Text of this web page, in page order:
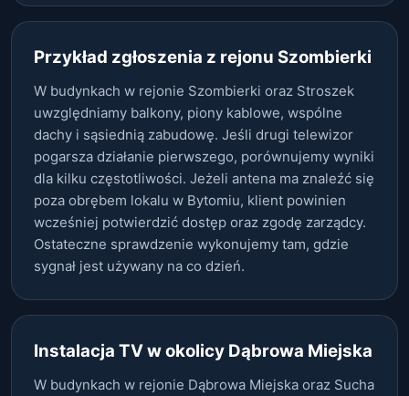
Przykład zgłoszenia z rejonu Szombierki
W budynkach w rejonie Szombierki oraz Stroszek
uwzględniamy balkony, piony kablowe, wspólne
dachy i sąsiednią zabudowę. Jeśli drugi telewizor
pogarsza działanie pierwszego, porównujemy wyniki
dla kilku częstotliwości. Jeżeli antena ma znaleźć się
poza obrębem lokalu w Bytomiu, klient powinien
wcześniej potwierdzić dostęp oraz zgodę zarządcy.
Ostateczne sprawdzenie wykonujemy tam, gdzie
sygnał jest używany na co dzień.
Instalacja TV w okolicy Dąbrowa Miejska
W budynkach w rejonie Dąbrowa Miejska oraz Sucha